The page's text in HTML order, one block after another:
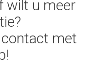
wilt u meer
met